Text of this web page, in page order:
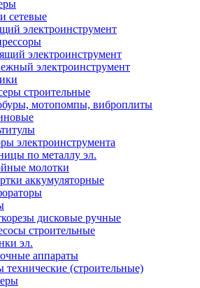
сетевые
электроинструмент
электроинструмент
электроинструмент
строительные
мотопомпы, виброплиты
электроинструмента
по металлу эл.
молотки
аккумуляторные
дисковые ручные
строительные
эл.
аппараты
(строительные)